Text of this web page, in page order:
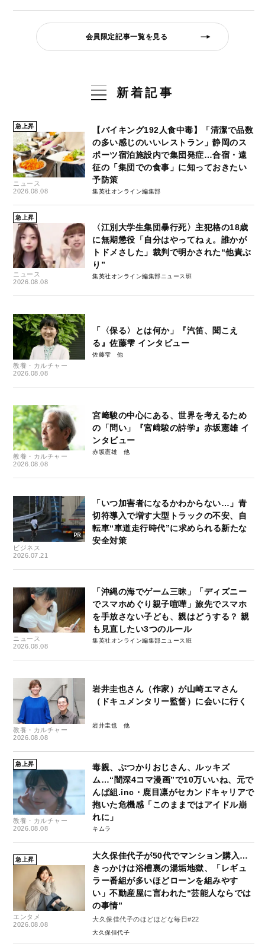
会員限定記事一覧を見る
新着記事
急上昇
ニュース
2026.08.08
【バイキング192人食中毒】「清潔で品数
の多い感じのいいレストラン」静岡のス
ポーツ宿泊施設内で集団発症…合宿・遠
征の「集団での食事」に知っておきたい
予防策
集英社オンライン編集部
急上昇
ニュース
2026.08.08
〈江別大学生集団暴行死〉主犯格の18歳
に無期懲役「自分はやってねぇ。誰かが
トドメさした」裁判で明かされた“他責ぶ
り”
集英社オンライン編集部ニュース班
教養・カルチャー
2026.08.08
「〈保る〉とは何か」『汽笛、聞こえ
る』佐藤雫 インタビュー
佐藤雫
教養・カルチャー
2026.08.08
宮﨑駿の中心にある、世界を考えるため
の「問い」『宮﨑駿の詩学』赤坂憲雄 イ
ンタビュー
赤坂憲雄
ビジネス
2026.07.21
「いつ加害者になるかわからない…」青
切符導入で増す大型トラックの不安、自
転車“車道走行時代”に求められる新たな
安全対策
ニュース
2026.08.08
「沖縄の海でゲーム三昧」「ディズニー
でスマホめぐり親子喧嘩」旅先でスマホ
を手放さない子ども、親はどうする？ 親
も見直したい3つのルール
集英社オンライン編集部ニュース班
教養・カルチャー
2026.08.08
岩井圭也さん（作家）が山崎エマさん
（ドキュメンタリー監督）に会いに行く
岩井圭也
急上昇
教養・カルチャー
2026.08.08
毒親、ぶつかりおじさん、ルッキズ
ム…“闇深4コマ漫画”で10万いいね、元で
んぱ組.inc・鹿目凛がセカンドキャリアで
抱いた危機感「このままではアイドル崩
れに」
キムラ
急上昇
エンタメ
2026.08.08
大久保佳代子が50代でマンション購入…
きっかけは浴槽裏の湯垢地獄、「レギュ
ラー番組が多いほどローンを組みやす
い」不動産屋に言われた“芸能人ならでは
の事情”
大久保佳代子のほどほどな毎日#22
大久保佳代子